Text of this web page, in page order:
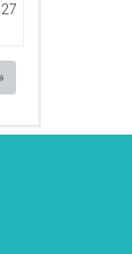
27